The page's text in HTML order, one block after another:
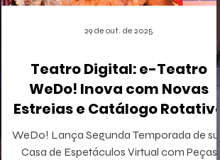
Teatro Digital: e-Teatro
WeDo! Inova com Novas
Estreias e Catálogo Rotativo
WeDo! Lança Segunda Temporada de sua
Casa de Espetáculos Virtual com Peças
29 de out. de 2025